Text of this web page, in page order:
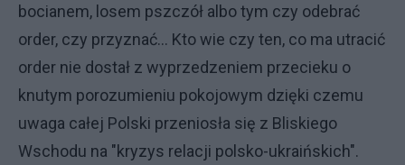
bocianem, losem pszczół albo tym czy odebrać
order, czy przyznać... Kto wie czy ten, co ma utracić
order nie dostał z wyprzedzeniem przecieku o
knutym porozumieniu pokojowym dzięki czemu
uwaga całej Polski przeniosła się z Bliskiego
Wschodu na "kryzys relacji polsko-ukraińskich".